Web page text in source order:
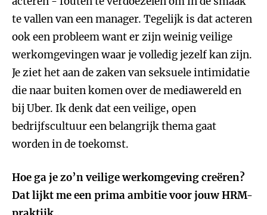
te vallen van een manager. Tegelijk is dat acteren
ook een probleem want er zijn weinig veilige
werkomgevingen waar je volledig jezelf kan zijn.
Je ziet het aan de zaken van seksuele intimidatie
die naar buiten komen over de mediawereld en
bij Uber. Ik denk dat een veilige, open
bedrijfscultuur een belangrijk thema gaat
worden in de toekomst.
Hoe ga je zo’n veilige werkomgeving creëren?
Dat lijkt me een prima ambitie voor jouw HRM-